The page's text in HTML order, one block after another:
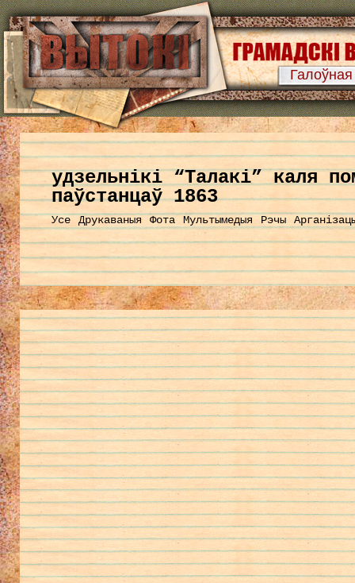
Галоўная
удзельнікі “Талакі” каля
паўстанцаў 1863
Усе Друкаваныя Фота Мультымедыя Рэчы